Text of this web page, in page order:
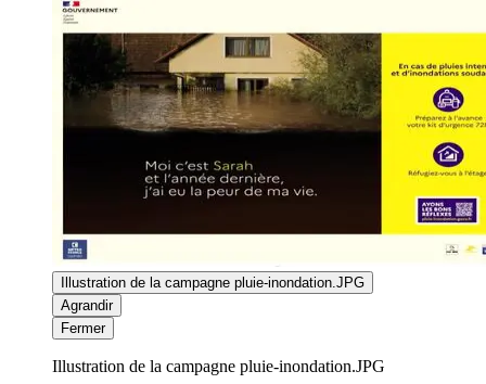
Illustration de la campagne pluie-inondation.JPG
Agrandir
Fermer
Illustration de la campagne pluie-inondation.JPG